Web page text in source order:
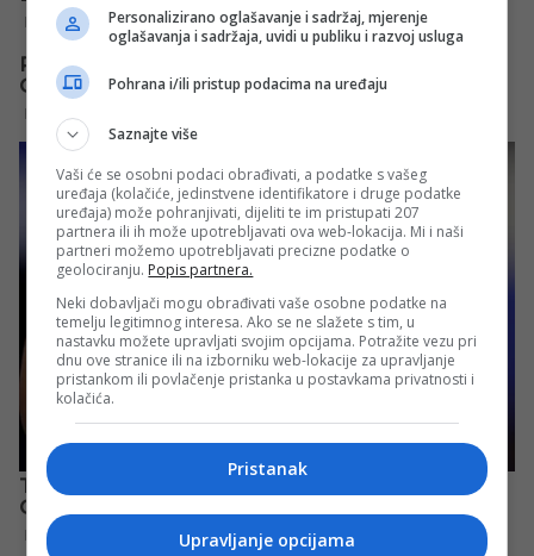
Personalizirano oglašavanje i sadržaj, mjerenje
oglašavanja i sadržaja, uvidi u publiku i razvoj usluga
Pohrana i/ili pristup podacima na uređaju
Saznajte više
Vaši će se osobni podaci obrađivati, a podatke s vašeg
uređaja (kolačiće, jedinstvene identifikatore i druge podatke
uređaja) može pohranjivati, dijeliti te im pristupati 207
partnera ili ih može upotrebljavati ova web-lokacija. Mi i naši
partneri možemo upotrebljavati precizne podatke o
geolociranju. Popis partnera.
Neki dobavljači mogu obrađivati vaše osobne podatke na
temelju legitimnog interesa. Ako se ne slažete s tim, u
nastavku možete upravljati svojim opcijama. Potražite vezu pri
dnu ove stranice ili na izborniku web-lokacije za upravljanje
pristankom ili povlačenje pristanka u postavkama privatnosti i
kolačića.
Pristanak
Upravljanje opcijama